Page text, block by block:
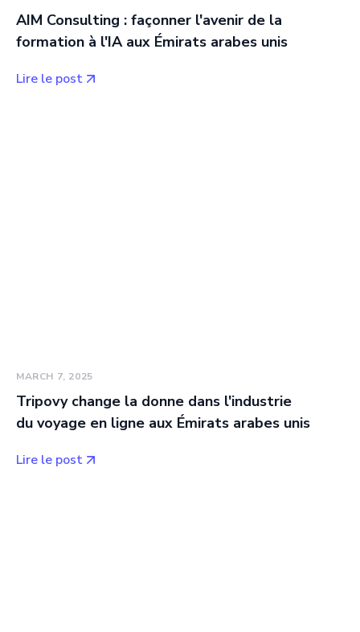
AIM Consulting : façonner l'avenir de la
formation à l'IA aux Émirats arabes unis
Lire le post
MARCH 7, 2025
Tripovy change la donne dans l'industrie
du voyage en ligne aux Émirats arabes unis
Lire le post